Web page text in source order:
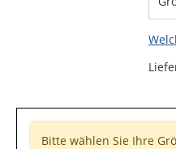
Bitte wählen Sie Ihre